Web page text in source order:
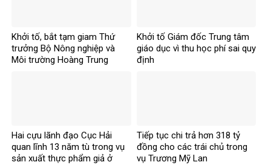
Khởi tố, bắt tạm giam Thứ
trưởng Bộ Nông nghiệp và
Môi trường Hoàng Trung
Khởi tố Giám đốc Trung tâm
giáo dục vì thu học phí sai quy
định
Hai cựu lãnh đạo Cục Hải
quan lĩnh 13 năm tù trong vụ
sản xuất thực phẩm giả ở
Tiếp tục chi trả hơn 318 tỷ
đồng cho các trái chủ trong
vụ Trương Mỹ Lan